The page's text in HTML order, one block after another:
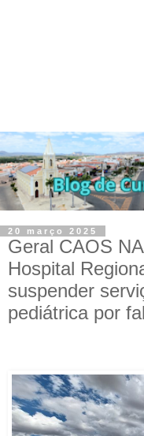
20 março 2025
Geral CAOS
Hospital
suspender
pediátrica por